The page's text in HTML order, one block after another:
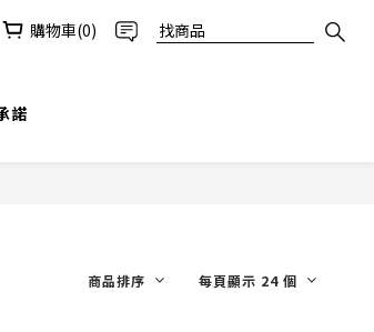
購物車(0)
諾
商品排序 每頁顯示 24 個